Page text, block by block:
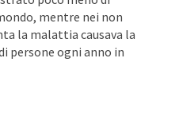
mentre nei non
la malattia causava la
persone ogni anno in